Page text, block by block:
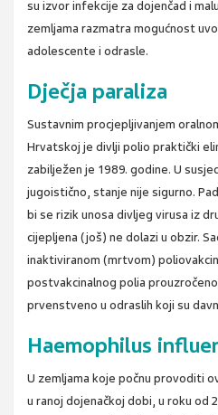
su izvor infekcije za dojenčad i
zemljama razmatra mogućnost
adolescente i odrasle.
Dječja paraliza
Sustavnim procjepljivanjem
Hrvatskoj je divlji polio praktički
zabilježen je 1989. godine. U
jugoistično, stanje nije sigurno.
bi se rizik unosa divljeg virusa iz
cijepljena (još) ne dolazi u obzir.
inaktiviranom (mrtvom)
postvakcinalnog polia
prvenstveno u odraslih koji su
Haemophilus
U zemljama koje počnu provoditi
u ranoj dojenačkoj dobi, u roku od